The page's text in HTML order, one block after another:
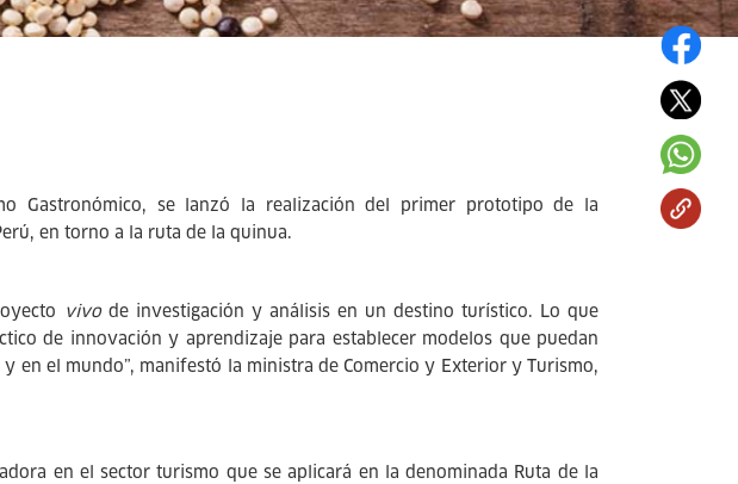
Gastronómico, se lanzó la realización del primer prototipo de la
en torno a la ruta de la quinua.
vivode investigación y análisis en un destino turístico. Lo que
de innovación y aprendizaje para establecer modelos que puedan
en el mundo”, manifestó la ministra de Comercio y Exterior y Turismo,
en el sector turismo que se aplicará en la denominada Ruta de la